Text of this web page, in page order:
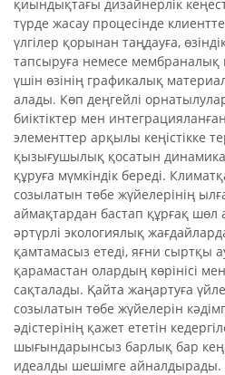
қиындықтағы дизайнерлік
түрде жасау процесінде
үлгілер қорынан таңдауға,
тапсыруға немесе мембраналық
үшін өзінің графикалық
алады. Көп деңгейлі
биіктіктер мен
элементтер арқылы кеңістікке
қызығушылық қосатын
құруға мүмкіндік береді.
созылатын төбе жүйелерінің
аймақтардан бастап құрғақ шөл
әртүрлі экологиялық
қамтамасыз етеді, яғни сыртқы
қарамастан олардың көрінісі
сақталады. Қайта жаңартуға
созылатын төбе жүйелерін
әдістерінің қажет ететін
шығындарынсыз барлық бар
идеалды шешімге айналдырады.